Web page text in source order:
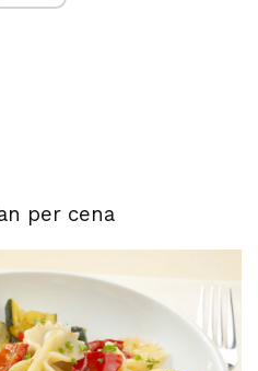
per cena